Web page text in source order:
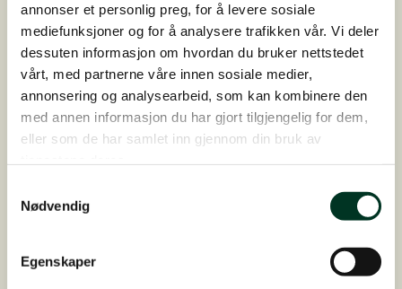
annonser et personlig preg, for å levere sosiale
mediefunksjoner og for å analysere trafikken vår. Vi deler
dessuten informasjon om hvordan du bruker nettstedet
vårt, med partnerne våre innen sosiale medier,
annonsering og analysearbeid, som kan kombinere den
med annen informasjon du har gjort tilgjengelig for dem,
eller som de har samlet inn gjennom din bruk av
Nødvendig
Egenskaper
For å sikre høykvalitetsfôr til sunne hester,
jobber og forsker vi på høyeste vitenskapelige
nivå. Vår egen forskningsavdeling sørger for at
vi hele tiden kan tilby meningsfulle og innovative
produkter som dekker hestens
ernæringsmessige behov. Produktene blir
dermed enormt effektive, og vi kan spare
jordens ressurser ved å minske f. eks
mineralinnholdet, da opptakeligheten er meget
høy. Et eksempel på det er LIQUID serien vår,
Du kan lese mer om det i bloggen vår.